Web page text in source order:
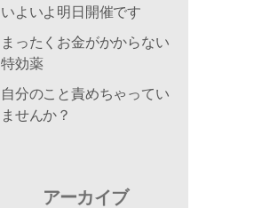
いよいよ明日開催です
まったくお金がかからない
特効薬
自分のこと責めちゃってい
ませんか？
アーカイブ